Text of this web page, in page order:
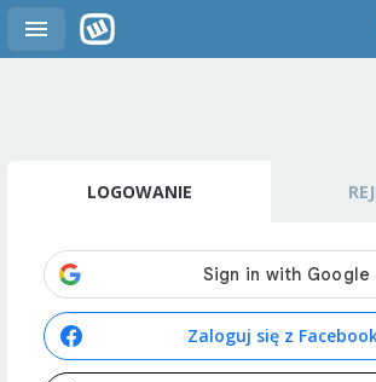
LOGOWANIE
Zaloguj się z